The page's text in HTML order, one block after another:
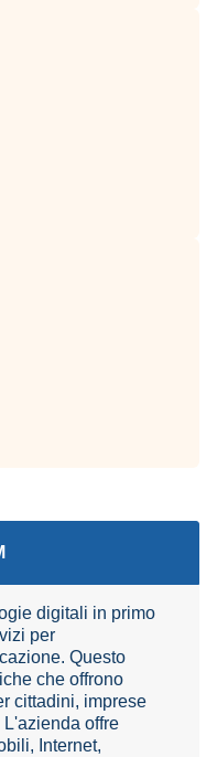
digitali in primo
per
Questo
che offrono
cittadini, imprese
offre
Internet,